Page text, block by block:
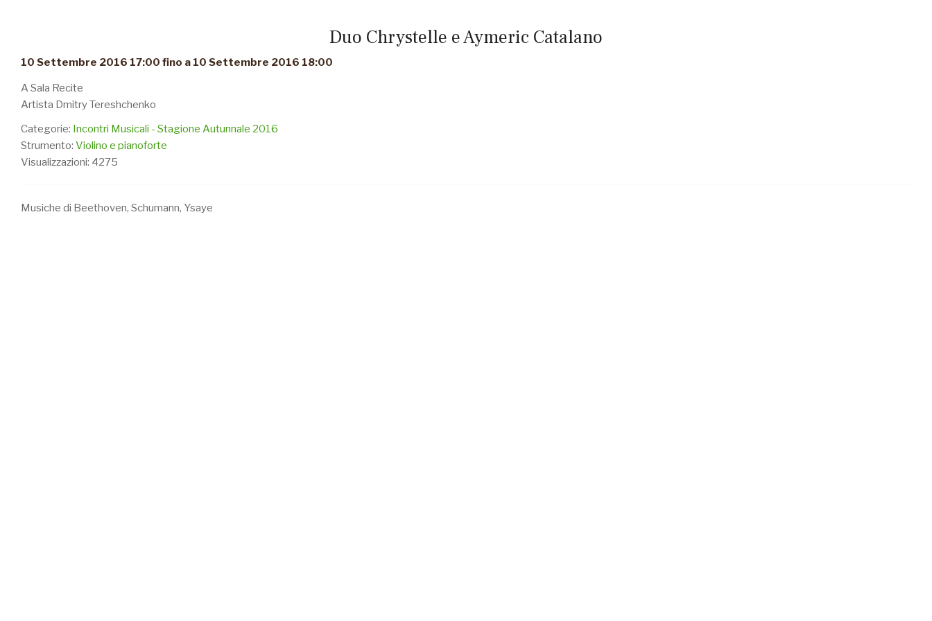
Duo Chrystelle e Aymeric Catalano
10 Settembre 2016 17:00 fino a 10 Settembre 2016 18:00
A Sala Recite
Artista Dmitry Tereshchenko
Categorie: Incontri Musicali - Stagione Autunnale 2016
Strumento: Violino e pianoforte
Visualizzazioni: 4275
Musiche di Beethoven, Schumann, Ysaye